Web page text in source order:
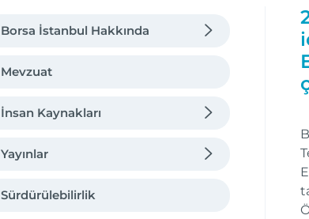
Borsa İstanbul Hakkında
Hukuki Çerçeve
Tarihsel Gelişmeler
Mevzuat
İnsan Kaynakları
Yayınlar
Sürdürülebilirlik